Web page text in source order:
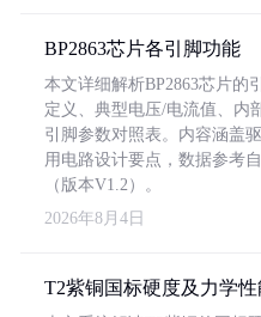
BP2863芯片各引脚功能
本文详细解析BP2863芯片的
定义、典型电压/电流值、内
引脚参数对照表。内容涵盖
用电路设计要点，数据参考
（版本V1.2）。
2026年8月4日
T2紫铜国标硬度及力学